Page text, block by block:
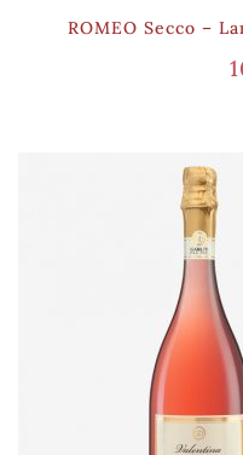
ROMEO Secco –